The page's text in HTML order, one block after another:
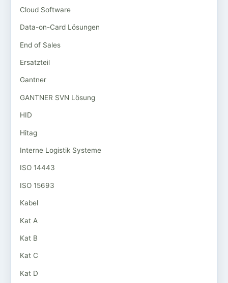
Cloud Software
Data-on-Card Lösungen
End of Sales
Ersatzteil
Gantner
GANTNER SVN Lösung
HID
Hitag
Interne Logistik Systeme
ISO 14443
ISO 15693
Kabel
Kat A
Kat B
Kat C
Kat D